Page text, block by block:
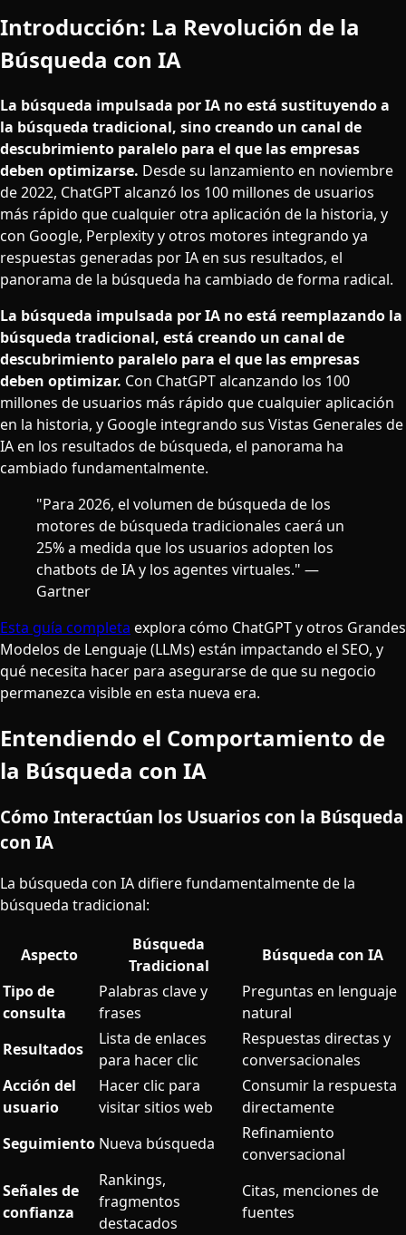
Introducción: La Revolución de la
Búsqueda con IA
La búsqueda impulsada por IA no está sustituyendo a
la búsqueda tradicional, sino creando un canal de
descubrimiento paralelo para el que las empresas
deben optimizarse. Desde su lanzamiento en noviembre
de 2022, ChatGPT alcanzó los 100 millones de usuarios
más rápido que cualquier otra aplicación de la historia, y
con Google, Perplexity y otros motores integrando ya
respuestas generadas por IA en sus resultados, el
panorama de la búsqueda ha cambiado de forma radical.
La búsqueda impulsada por IA no está reemplazando la
búsqueda tradicional, está creando un canal de
descubrimiento paralelo para el que las empresas
deben optimizar. Con ChatGPT alcanzando los 100
millones de usuarios más rápido que cualquier aplicación
en la historia, y Google integrando sus Vistas Generales de
IA en los resultados de búsqueda, el panorama ha
cambiado fundamentalmente.
"Para 2026, el volumen de búsqueda de los
motores de búsqueda tradicionales caerá un
25% a medida que los usuarios adopten los
chatbots de IA y los agentes virtuales." —
Gartner
Esta guía completa explora cómo ChatGPT y otros Grandes
Modelos de Lenguaje (LLMs) están impactando el SEO, y
qué necesita hacer para asegurarse de que su negocio
permanezca visible en esta nueva era.
Entendiendo el Comportamiento de
la Búsqueda con IA
Cómo Interactúan los Usuarios con la Búsqueda
con IA
La búsqueda con IA difiere fundamentalmente de la
búsqueda tradicional:
Aspecto
Búsqueda
Tradicional
Búsqueda con IA
Tipo de
consulta
Palabras clave y
frases
Preguntas en lenguaje
natural
Resultados
Lista de enlaces
para hacer clic
Respuestas directas y
conversacionales
Acción del
usuario
Hacer clic para
visitar sitios web
Consumir la respuesta
directamente
Seguimiento Nueva búsqueda
Refinamiento
conversacional
Señales de
confianza
Rankings,
fragmentos
destacados
Citas, menciones de
fuentes